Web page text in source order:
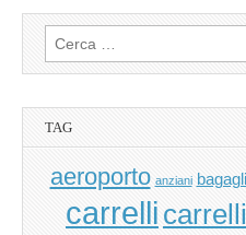
Ricerca
per:
TAG
aeroporto anziani bagagli
carrelli